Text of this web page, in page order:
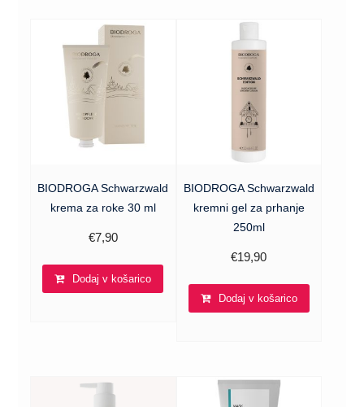
BIODROGA Schwarzwald
krema za roke 30 ml
€7,90
Dodaj v košarico
BIODROGA Schwarzwald
kremni gel za prhanje
250ml
€19,90
Dodaj v košarico